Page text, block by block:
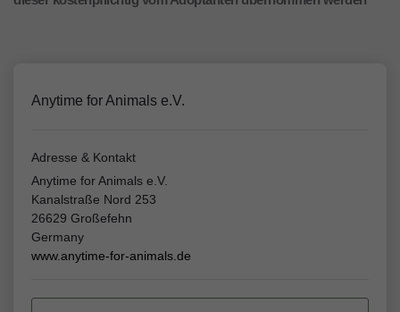
Anytime for Animals e.V.
Adresse & Kontakt
Anytime for Animals e.V.
Kanalstraße Nord 253
26629 Großefehn
Germany
www.anytime-for-animals.de